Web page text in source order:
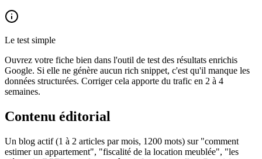
Le test simple
Ouvrez votre fiche bien dans l'outil de test des résultats enrichis
Google. Si elle ne génère aucun rich snippet, c'est qu'il manque les
données structurées. Corriger cela apporte du trafic en 2 à 4
semaines.
Contenu éditorial
Un blog actif (1 à 2 articles par mois, 1200 mots) sur "comment
estimer un appartement", "fiscalité de la location meublée", "les